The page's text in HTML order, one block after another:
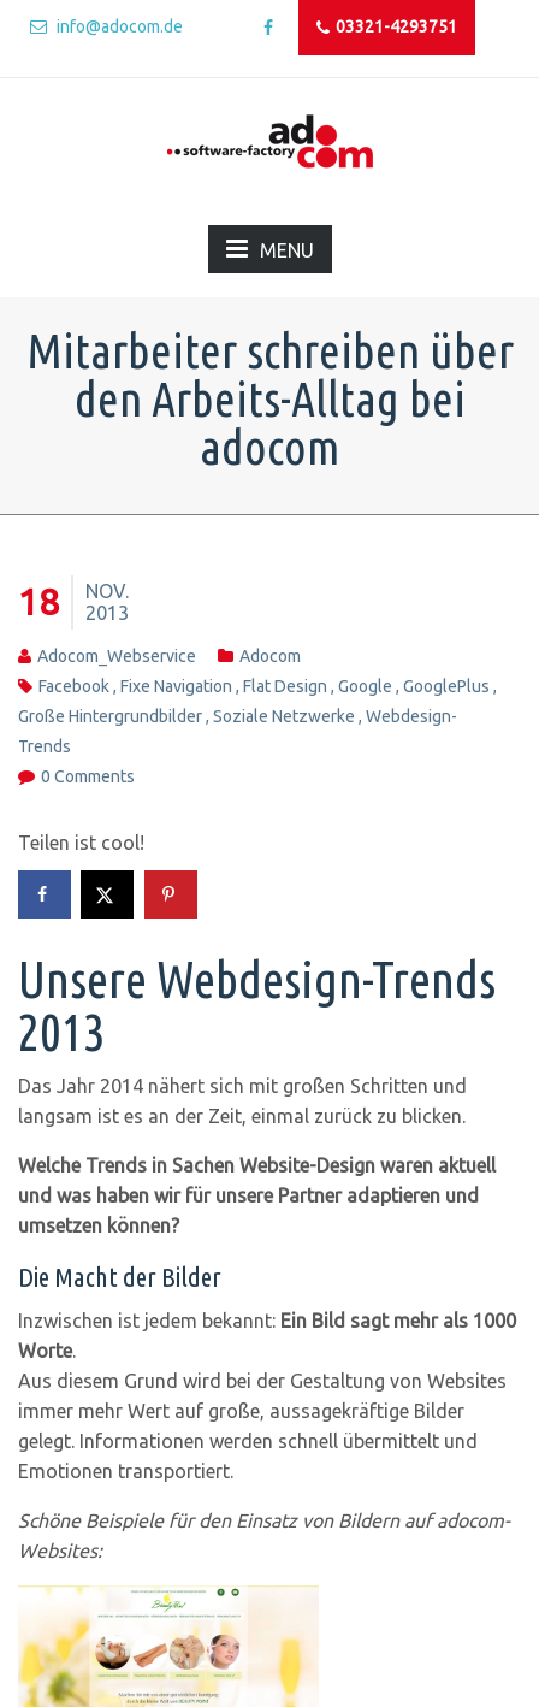
info@adocom.de 03321-4293751
MENU
Mitarbeiter schreiben über
den Arbeits-Alltag bei
adocom
18
NOV.
2013
Adocom_Webservice
Adocom
Facebook, Fixe Navigation , Flat Design , Google , GooglePlus ,
Große Hintergrundbilder, Soziale Netzwerke , Webdesign-
Trends
0 Comments
Teilen ist cool!
Unsere Webdesign-Trends
2013
Das Jahr 2014 nähert sich mit großen Schritten und
langsam ist es an der Zeit, einmal zurück zu blicken.
Welche Trends in Sachen Website-Design waren aktuell
und was haben wir für unsere Partner adaptieren und
umsetzen können?
Die Macht der Bilder
Inzwischen ist jedem bekannt: Ein Bild sagt mehr als 1000
Worte.
Aus diesem Grund wird bei der Gestaltung von Websites
immer mehr Wert auf große, aussagekräftige Bilder
gelegt. Informationen werden schnell übermittelt und
Emotionen transportiert.
Schöne Beispiele für den Einsatz von Bildern auf adocom-
Websites: